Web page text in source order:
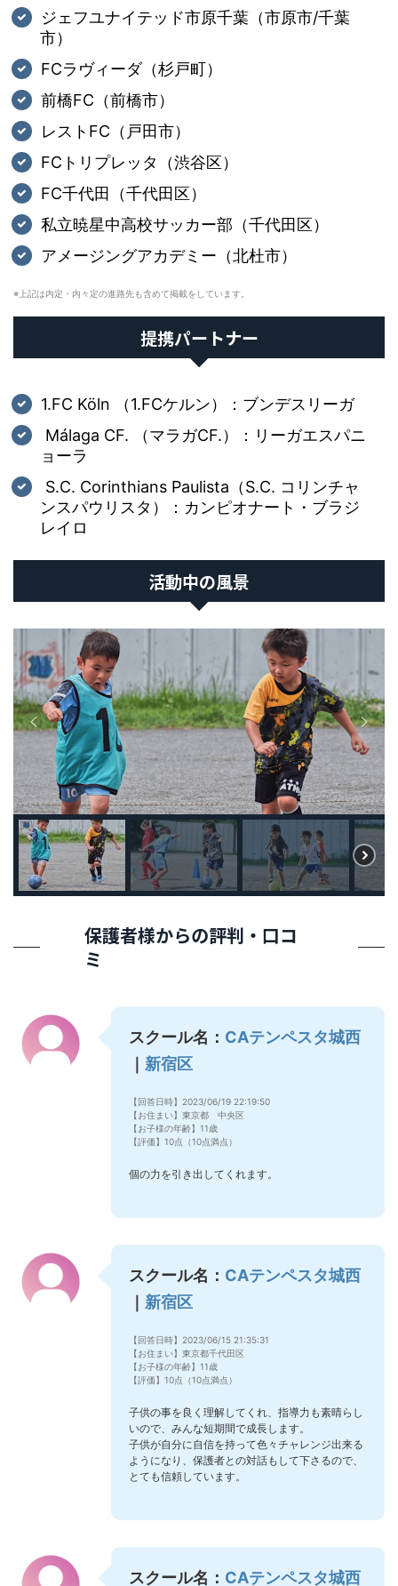
ジェフユナイテッド市原千葉（市原市/千葉
市）
FCラヴィーダ（杉戸町）
前橋FC（前橋市）
レストFC（戸田市）
FCトリプレッタ（渋谷区）
FC千代田（千代田区）
私立暁星中高校サッカー部（千代田区）
アメージングアカデミー（北杜市）
※上記は内定・内々定の進路先も含めて掲載をしています。
提携パートナー
1.FC Köln （1.FCケルン）：ブンデスリーガ​
Málaga CF. （マラガCF.）：リーガエスパニ
ョーラ
S.C. Corinthians Paulista（S.C. コリンチャ
ンスパウリスタ）：​カンピオナート・ブラジ
レイロ​
活動中の風景
保護者様からの評判・口コ
ミ
スクール名： CAテンペスタ城西
新宿区
【回答日時】2023/06/19 22:19:50
【お住まい】東京都 中央区
【お子様の年齢】11歳
【評価】10点（10点満点）
個の力を引き出してくれます。
スクール名： CAテンペスタ城西
新宿区
【回答日時】2023/06/15 21:35:31
【お住まい】東京都千代田区
【お子様の年齢】11歳
【評価】10点（10点満点）
子供の事を良く理解してくれ、指導力も素晴らし
いので、みんな短期間で成長します。
子供が自分に自信を持って色々チャレンジ出来る
ようになり、保護者との対話もして下さるので、
とても信頼しています。
スクール名： CAテンペスタ城西